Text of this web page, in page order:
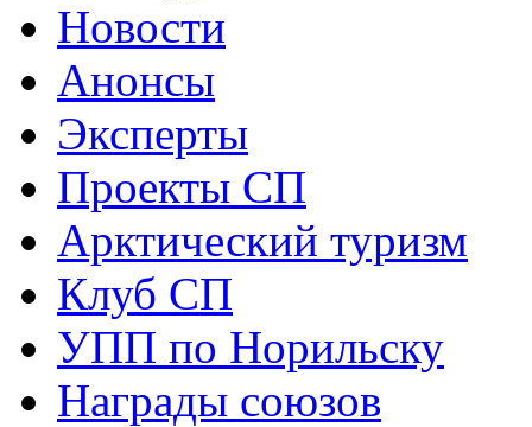
Новости
Анонсы
Эксперты
Проекты СП
Арктический туризм
Клуб СП
УПП по Норильску
Награды союзов